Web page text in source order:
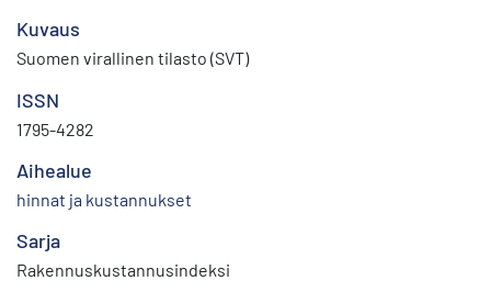
Kuvaus
Suomen virallinen tilasto (SVT)
ISSN
1795-4282
Aihealue
hinnat ja kustannukset
Sarja
Rakennuskustannusindeksi